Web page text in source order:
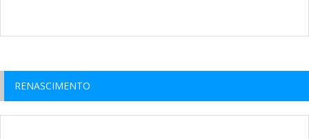
RENASCIMENTO